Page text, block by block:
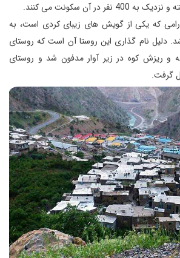
در آن سکونت می کنند.
که یکی از گویش های زیبای کردی است، به
دلیل نام گذاری این روستا آن است که روستای
و ریزش کوه در زیر آوار مدفون شد و روستای
گرفت.